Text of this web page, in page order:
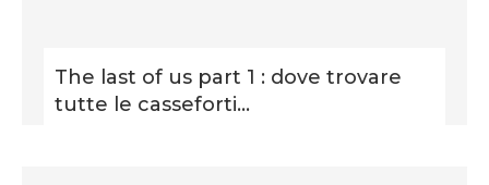
The last of us part 1 : dove trovare
tutte le casseforti...